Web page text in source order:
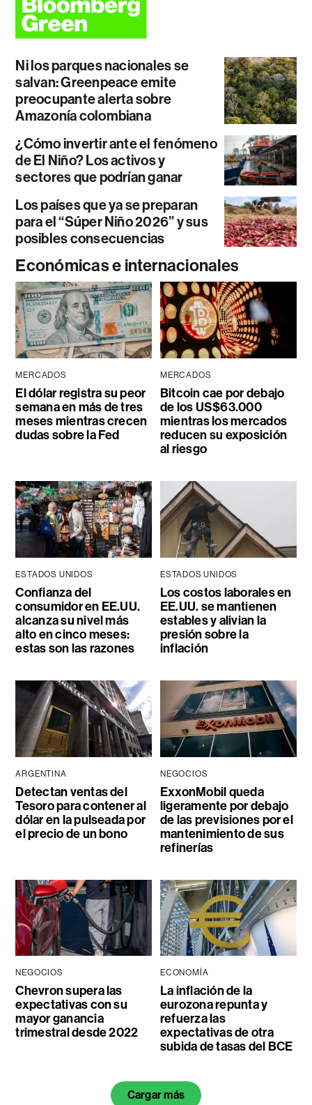
Ni los parques nacionales se
salvan: Greenpeace emite
preocupante alerta sobre
Amazonía colombiana
¿Cómo invertir ante el fenómeno
de El Niño? Los activos y
sectores que podrían ganar
Los países que ya se preparan
para el “Súper Niño 2026” y sus
posibles consecuencias
Económicas e internacionales
MERCADOS
El dólar registra su peor
semana en más de tres
meses mientras crecen
dudas sobre la Fed
MERCADOS
Bitcoin cae por debajo
de los US$63.000
mientras los mercados
reducen su exposición
al riesgo
ESTADOS UNIDOS
Confianza del
consumidor en EE.UU.
alcanza su nivel más
alto en cinco meses:
estas son las razones
ESTADOS UNIDOS
Los costos laborales en
EE.UU. se mantienen
estables y alivian la
presión sobre la
inflación
ARGENTINA
Detectan ventas del
Tesoro para contener al
dólar en la pulseada por
el precio de un bono
NEGOCIOS
ExxonMobil queda
ligeramente por debajo
de las previsiones por el
mantenimiento de sus
refinerías
NEGOCIOS
Chevron supera las
expectativas con su
mayor ganancia
trimestral desde 2022
ECONOMÍA
La inflación de la
eurozona repunta y
refuerza las
expectativas de otra
subida de tasas del BCE
Cargar más